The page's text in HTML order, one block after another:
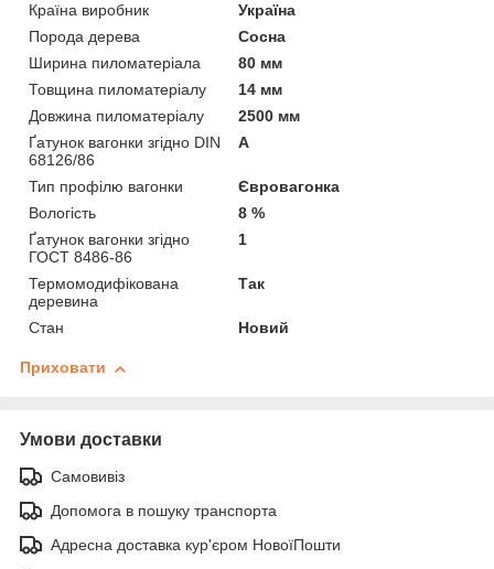
Країна виробник
Україна
Порода дерева
Сосна
Ширина пиломатеріала
80 мм
Товщина пиломатеріалу
14 мм
Довжина пиломатеріалу
2500 мм
Ґатунок вагонки згідно DIN
68126/86
А
Тип профілю вагонки
Євровагонка
Вологість
8 %
Ґатунок вагонки згідно
ГОСТ 8486-86
1
Термомодифікована
деревина
Так
Стан Новий
Приховати
Умови доставки
Самовивіз
Допомога в пошуку транспорта
Адресна доставка кур'єром НовоїПошти